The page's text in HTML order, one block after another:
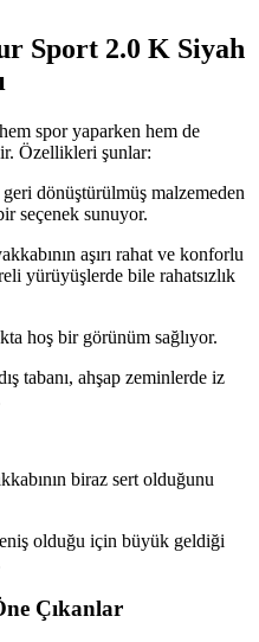
Sport 2.0 K Siyah
spor yaparken hem de
Özellikleri şunlar:
geri dönüştürülmüş malzemeden
seçenek sunuyor.
aşırı rahat ve konforlu
yürüyüşlerde bile rahatsızlık
hoş bir görünüm sağlıyor.
tabanı, ahşap zeminlerde iz
biraz sert olduğunu
olduğu için büyük geldiği
Çıkanlar